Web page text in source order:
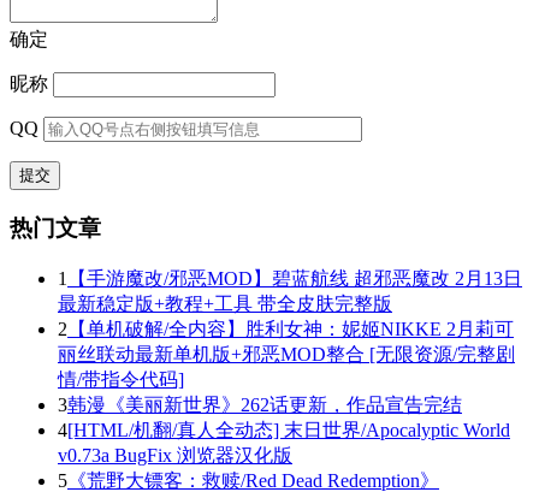
确定
昵称
QQ
热门文章
1
【手游魔改/邪恶MOD】碧蓝航线 超邪恶魔改 2月13日
最新稳定版+教程+工具 带全皮肤完整版
2 【单机破解/全内容】胜利女神：妮姬NIKKE 2月莉可
丽丝联动最新单机版+邪恶MOD整合 [无限资源/完整剧
情/带指令代码]
3韩漫《美丽新世界》262话更新，作品宣告完结
4[HTML/机翻/真人全动态] 末日世界/Apocalyptic World
v0.73a BugFix 浏览器汉化版
5 《荒野大镖客：救赎/Red Dead Redemption》